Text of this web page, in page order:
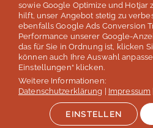
der deutschen
laut Studie „Berufliche
derSüddeutschen Zeitung
Mehr erfahren
sowie Google Optimize und Hotjar
hilft, unser Angebot stetig zu
ebenfalls Google Ads Conversion
Performance unserer Google-
das für Sie in Ordnung ist, klicken
können auch Ihre Auswahl
Einstellungen“ klicken.
Weitere Informationen:
Datenschutzerklärung
Impressum
EINSTELLEN